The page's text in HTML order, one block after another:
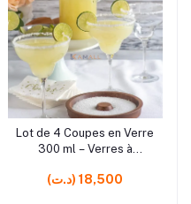
Ajouter au panier
Lot de 4 Coupes en Verre
300 ml – Verres à
17 cm
(د.ت) 18,500